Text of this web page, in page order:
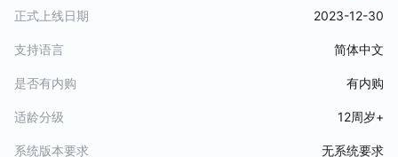
特色剧情，洞见生活百态
【其他变化】
正式上线日期 2023-12-30
支持语言 简体中文
是否有内购 有内购
适龄分级 12周岁+
系统版本要求 无系统要求